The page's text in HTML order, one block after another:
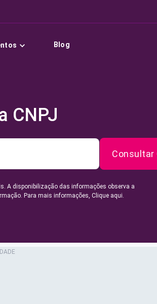
Blog
CNPJ
Consultar
A disponibilização das informações observa a
Para mais informações, Clique aqui.